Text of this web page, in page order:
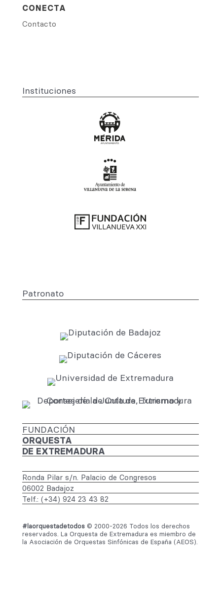
CONECTA
Contacto
Instituciones
Patronato
FUNDACIÓN
ORQUESTA
DE EXTREMADURA
Ronda Pilar s/n. Palacio de Congresos
06002 Badajoz
Telf.: (+34) 924 23 43 82
#laorquestadetodos© 2000-2026 Todos los derechos
reservados. La Orquesta de Extremadura es miembro de
la Asociación de Orquestas Sinfónicas de España (AEOS).